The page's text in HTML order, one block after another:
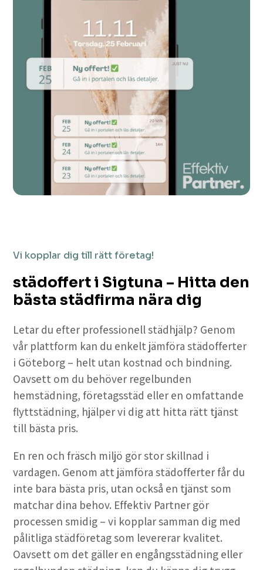
Vi kopplar dig till rätt företag!
städoffert i Sigtuna – Hitta den
bästa städfirma nära dig
Letar du efter professionell städhjälp? Genom
vår plattform kan du enkelt jämföra städofferter
i Göteborg – helt utan kostnad och bindning.
Oavsett om du behöver regelbunden
hemstädning, företagsstäd eller en omfattande
flyttstädning, hjälper vi dig att hitta rätt tjänst
till bästa pris.
En ren och fräsch miljö gör stor skillnad i
vardagen. Genom att jämföra städofferter får du
inte bara bästa pris, utan också en tjänst som
matchar dina behov. Effektiv Partner gör
processen smidig – vi kopplar samman dig med
pålitliga städföretag som levererar kvalitet.
Oavsett om det gäller en engångsstädning eller